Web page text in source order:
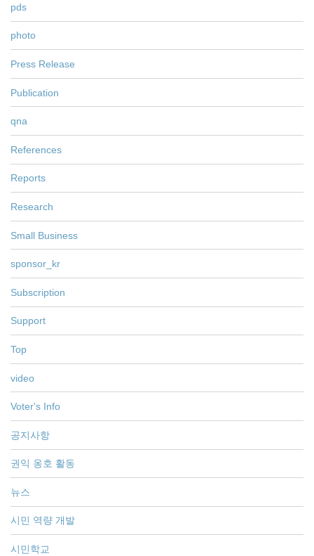
pds
photo
Press Release
Publication
qna
References
Reports
Research
Small Business
sponsor_kr
Subscription
Support
Top
video
Voter's Info
공지사항
권익 옹호 활동
뉴스
시민 역량 개발
시민학교